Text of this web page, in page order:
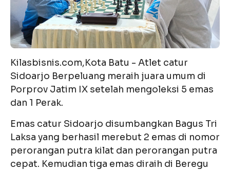
Kilasbisnis.com,Kota Batu - Atlet catur
Sidoarjo Berpeluang meraih juara umum di
Porprov Jatim IX setelah mengoleksi 5 emas
dan 1 Perak.
Emas catur Sidoarjo disumbangkan Bagus Tri
Laksa yang berhasil merebut 2 emas di nomor
perorangan putra kilat dan perorangan putra
cepat. Kemudian tiga emas diraih di Beregu